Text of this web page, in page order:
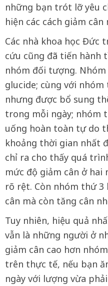
những bạn trót lỡ yêu
hiện các cách giảm cân
Các nhà khoa học Đức
cứu cũng đã tiến hành
nhóm đối tượng.
glucide; cùng với
nhưng được bổ sung
trong mỗi ngày; nhóm
uống hoàn toàn tự do
khoảng thời gian nhất
chỉ ra cho thấy quá
mức độ giảm cân ở
rõ rệt. Còn nhóm thứ
cân mà còn tăng cân
Tuy nhiên, hiệu quả
vẫn là những người ở
giảm cân cao hơn
trên thực tế, nếu bạn
ngày với lượng vừa